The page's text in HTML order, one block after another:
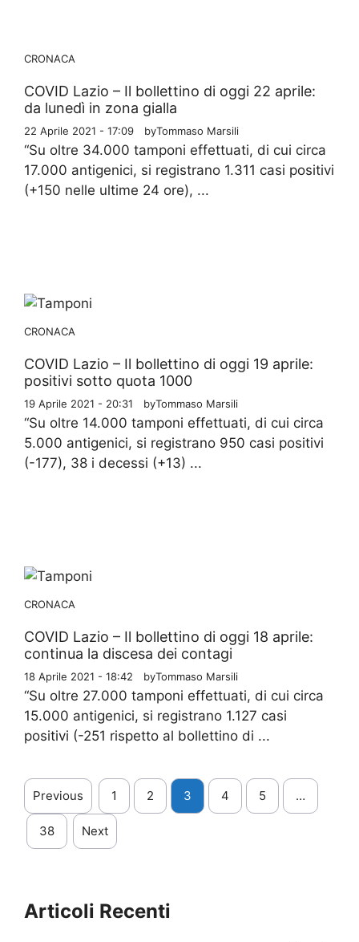
CRONACA
COVID Lazio – Il bollettino di oggi 22 aprile:
da lunedì in zona gialla
22 Aprile 2021 - 17:09 byTommaso Marsili
“Su oltre 34.000 tamponi effettuati, di cui circa
17.000 antigenici, si registrano 1.311 casi positivi
(+150 nelle ultime 24 ore), ...
CRONACA
COVID Lazio – Il bollettino di oggi 19 aprile:
positivi sotto quota 1000
19 Aprile 2021 - 20:31 byTommaso Marsili
“Su oltre 14.000 tamponi effettuati, di cui circa
5.000 antigenici, si registrano 950 casi positivi
(-177), 38 i decessi (+13) ...
CRONACA
COVID Lazio – Il bollettino di oggi 18 aprile:
continua la discesa dei contagi
18 Aprile 2021 - 18:42 byTommaso Marsili
“Su oltre 27.000 tamponi effettuati, di cui circa
15.000 antigenici, si registrano 1.127 casi
positivi (-251 rispetto al bollettino di ...
Previous 1 2 3 4 5 …
38 Next
Articoli Recenti